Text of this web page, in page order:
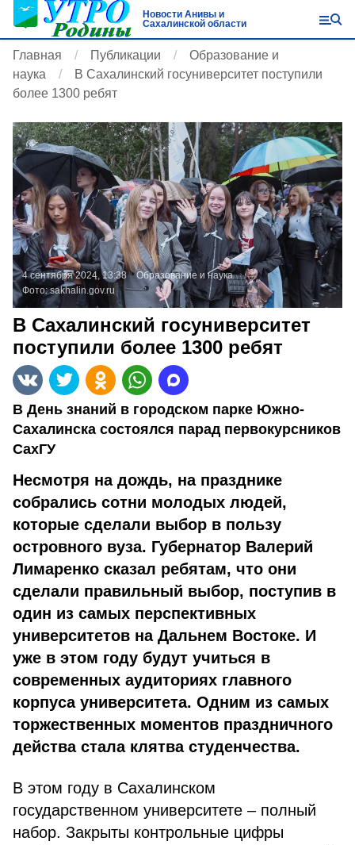
Новости Анивы и
Сахалинской области
Главная Публикации
Образование и
наука
В Сахалинский госуниверситет поступили
более 1300 ребят
4 сентября 2024, 13:38
Образование и наука
Фото:sakhalin.gov.ru
В Сахалинский госуниверситет
поступили более 1300 ребят
В День знаний в городском парке Южно-
Сахалинска состоялся парад первокурсников
СахГУ
Несмотря на дождь, на празднике
собрались сотни молодых людей,
которые сделали выбор в пользу
островного вуза. Губернатор Валерий
Лимаренко сказал ребятам, что они
сделали правильный выбор, поступив в
один из самых перспективных
университетов на Дальнем Востоке. И
уже в этом году будут учиться в
современных аудиториях главного
корпуса университета. Одним из самых
торжественных моментов праздничного
действа стала клятва студенчества.
В этом году в Сахалинском
государственном университете – полный
набор. Закрыты контрольные цифры